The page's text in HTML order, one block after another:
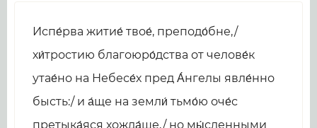
Испе́рва житие́ твое́, преподо́бне,/
хи́тростию благоюро́дства от челове́к
утае́но на Небесе́х пред А́нгелы явле́нно
бысть:/ и а́ще на земли́ тьмо́ю оче́с
претыка́яся хожда́ше,/ но мы́сленными